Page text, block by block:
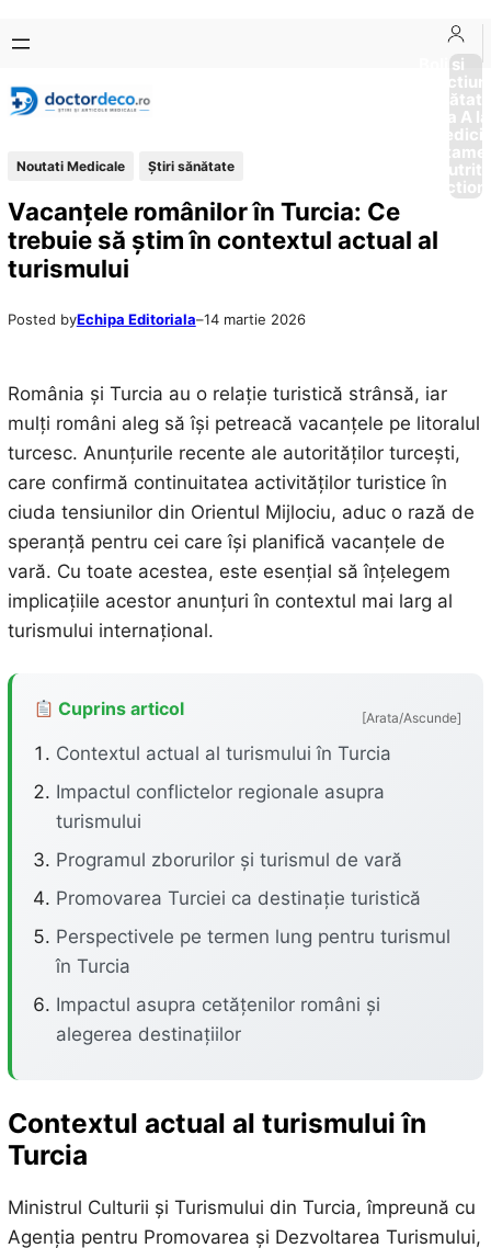
conținut
content
Boli si
Afectiuni
Sănătate
de la A
Noutati Medicale Ştiri sănătate
Vacanțele românilor în Turcia: Ce
trebuie să știm în contextul actual al
turismului
Posted byEchipa Editoriala–14 martie 2026
România și Turcia au o relație turistică strânsă, iar
mulți români aleg să își petreacă vacanțele pe litoralul
turcesc. Anunțurile recente ale autorităților turcești,
care confirmă continuitatea activităților turistice în
ciuda tensiunilor din Orientul Mijlociu, aduc o rază de
speranță pentru cei care își planifică vacanțele de
vară. Cu toate acestea, este esențial să înțelegem
implicațiile acestor anunțuri în contextul mai larg al
turismului internațional.
Cuprins articol [Arata/Ascunde]
Contextul actual al turismului în Turcia
Impactul conflictelor regionale asupra
turismului
Programul zborurilor și turismul de vară
Promovarea Turciei ca destinație turistică
Perspectivele pe termen lung pentru turismul
în Turcia
Impactul asupra cetățenilor români și
alegerea destinațiilor
Contextul actual al turismului în
Turcia
Ministrul Culturii și Turismului din Turcia, împreună cu
Agenția pentru Promovarea și Dezvoltarea Turismului,